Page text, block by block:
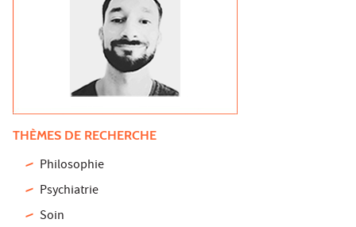
THÈMES DE RECHERCHE
Philosophie
Psychiatrie
Soin